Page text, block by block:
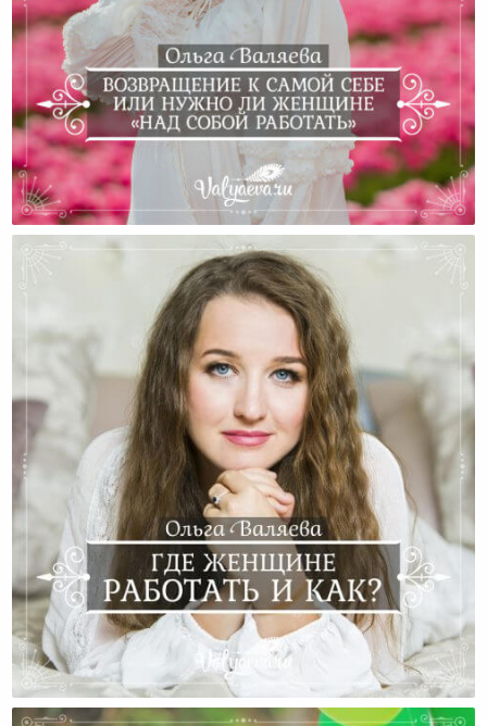
Возвращение К Самой Себе Или Нужно Ли Женщине
«над Собой Работать»
Где Женщине Работать И Как?